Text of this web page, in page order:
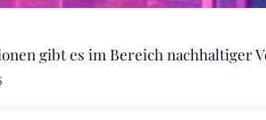
gibt es im Bereich nachhaltiger